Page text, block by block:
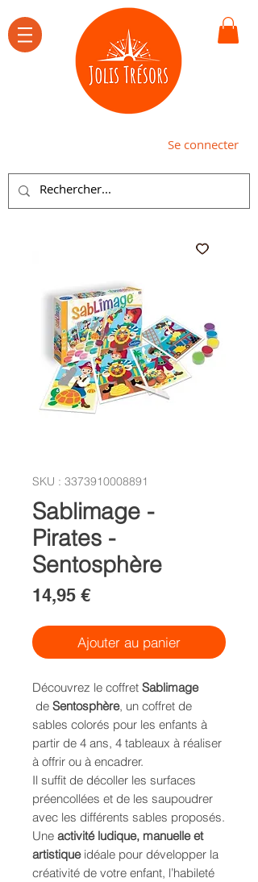
Se connecter
SKU : 3373910008891
Sablimage -
Pirates -
Sentosphère
14,95 €Prix
Ajouter au panier
Découvrez le coffret Sablimage
de Sentosphère, un coffret de
sables colorés pour les enfants à
partir de 4 ans, 4 tableaux à réaliser
à offrir ou à encadrer.
Il suffit de décoller les surfaces
préencollées et de les saupoudrer
avec les différents sables proposés.
Une activité ludique, manuelle et
artistiqueidéale pour développer la
créativité de votre enfant, l’habileté